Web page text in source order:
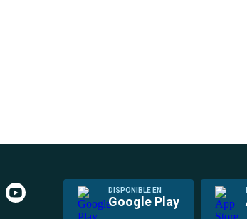
DISPONIBLE EN
Google Play